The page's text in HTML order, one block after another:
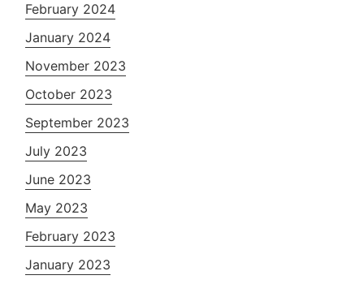
February 2024
January 2024
November 2023
October 2023
September 2023
July 2023
June 2023
May 2023
February 2023
January 2023